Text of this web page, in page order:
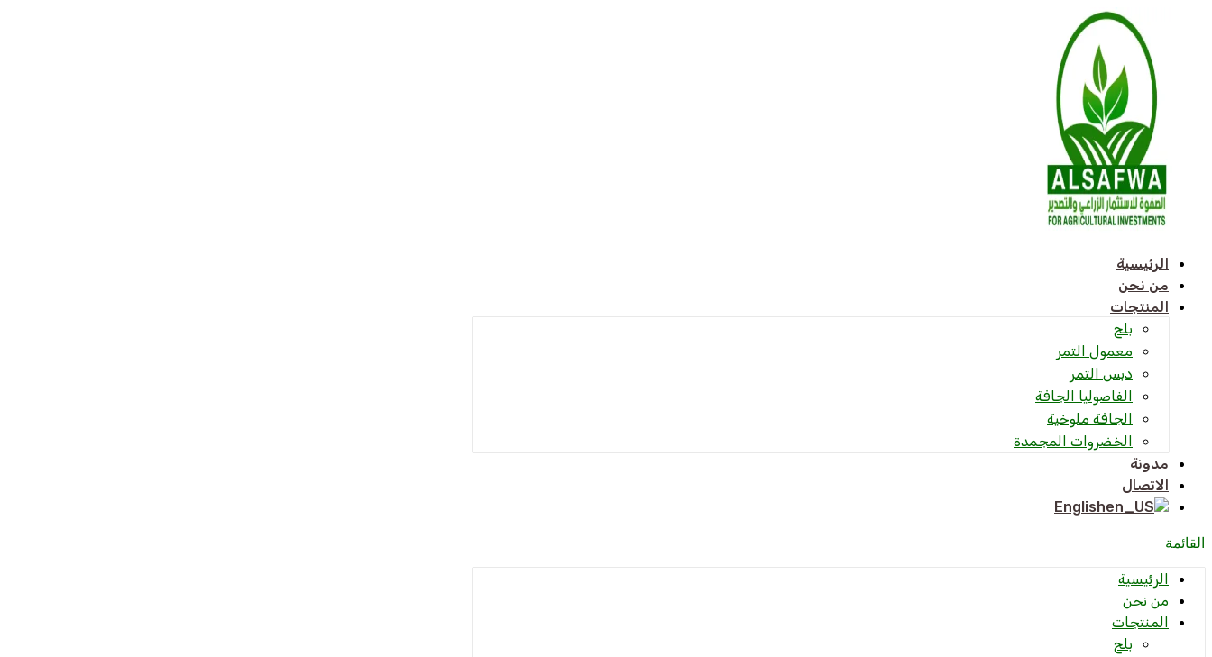
الرئيسية
من نحن
المنتجات
بلح
معمول التمر
دبس التمر
الفاصوليا الجافة
الجافة ملوخية
الخضروات المجمدة
مدونة
الاتصال
English
القائمة
الرئيسية
من نحن
المنتجات
بلح